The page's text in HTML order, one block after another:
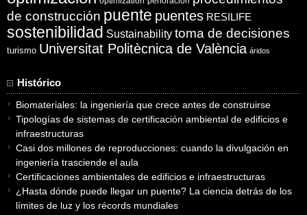
de construcción puente puentes RESILIFE
sostenibilidad Sustainability toma de decisiones
turismo Universitat Politècnica de València áridos
Histórico
Biomateriales: la ingeniería que crece antes de construirse
Tipologías de sistemas de certificación ambiental de edificios e
infraestructuras
Casi dos millones de reproducciones: cuando la divulgación en
ingeniería trasciende el aula
Certificaciones ambientales de edificios e infraestructuras
¿Hasta dónde puede llegar un puente? La ciencia detrás de los
límites de luz y los récords mundiales